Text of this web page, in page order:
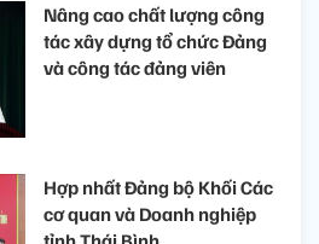
Nâng cao chất lượng công
tác xây dựng tổ chức Đảng
và công tác đảng viên
Hợp nhất Đảng bộ Khối Các
cơ quan và Doanh nghiệp